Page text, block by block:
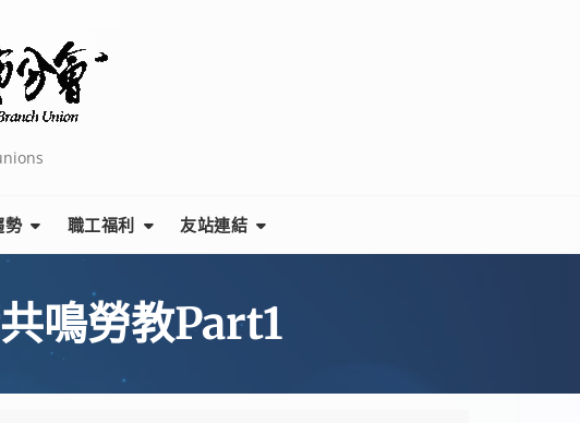
勢 職工福利 友站連結
鳴勞教Part1